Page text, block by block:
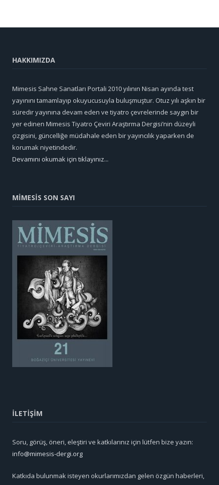
HAKKIMIZDA
Mimesis Sahne Sanatları Portali 2010 yılının Nisan ayında test
yayınını tamamlayıp okuyucusuyla buluşmuştur. Otuz yılı aşkın bir
süredir yayınına devam eden ve tiyatro çevrelerinde saygın bir
yer edinen Mimesis Tiyatro Çeviri Araştırma Dergisi’nin düzeyli
çizgisini, güncelliğe müdahale eden bir yayıncılık yaparken de
korumak niyetindedir.
Devamını okumak için tıklayınız...
MİMESİS SON SAYI
İLETİŞİM
Soru, görüş, öneri, eleştiri ve katkılarınız için lütfen bize yazın:
info@mimesis-dergi.org
Katkıda bulunmak isteyen okurlarımızdan gelen özgün haberleri,